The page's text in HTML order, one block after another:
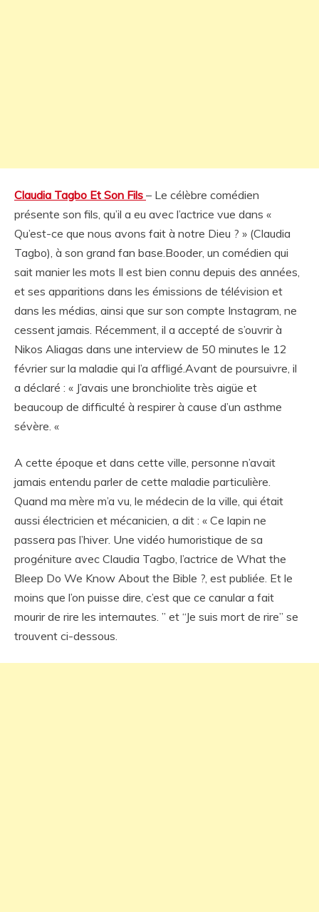
Claudia Tagbo Et Son Fils – Le célèbre comédien
présente son fils, qu’il a eu avec l’actrice vue dans «
Qu’est-ce que nous avons fait à notre Dieu ? » (Claudia
Tagbo), à son grand fan base.Booder, un comédien qui
sait manier les mots Il est bien connu depuis des années,
et ses apparitions dans les émissions de télévision et
dans les médias, ainsi que sur son compte Instagram, ne
cessent jamais. Récemment, il a accepté de s’ouvrir à
Nikos Aliagas dans une interview de 50 minutes le 12
février sur la maladie qui l’a affligé.Avant de poursuivre, il
a déclaré : « J’avais une bronchiolite très aigüe et
beaucoup de difficulté à respirer à cause d’un asthme
sévère. «
A cette époque et dans cette ville, personne n’avait
jamais entendu parler de cette maladie particulière.
Quand ma mère m’a vu, le médecin de la ville, qui était
aussi électricien et mécanicien, a dit : « Ce lapin ne
passera pas l’hiver. Une vidéo humoristique de sa
progéniture avec Claudia Tagbo, l’actrice de What the
Bleep Do We Know About the Bible ?, est publiée. Et le
moins que l’on puisse dire, c’est que ce canular a fait
mourir de rire les internautes. ” et “Je suis mort de rire” se
trouvent ci-dessous.